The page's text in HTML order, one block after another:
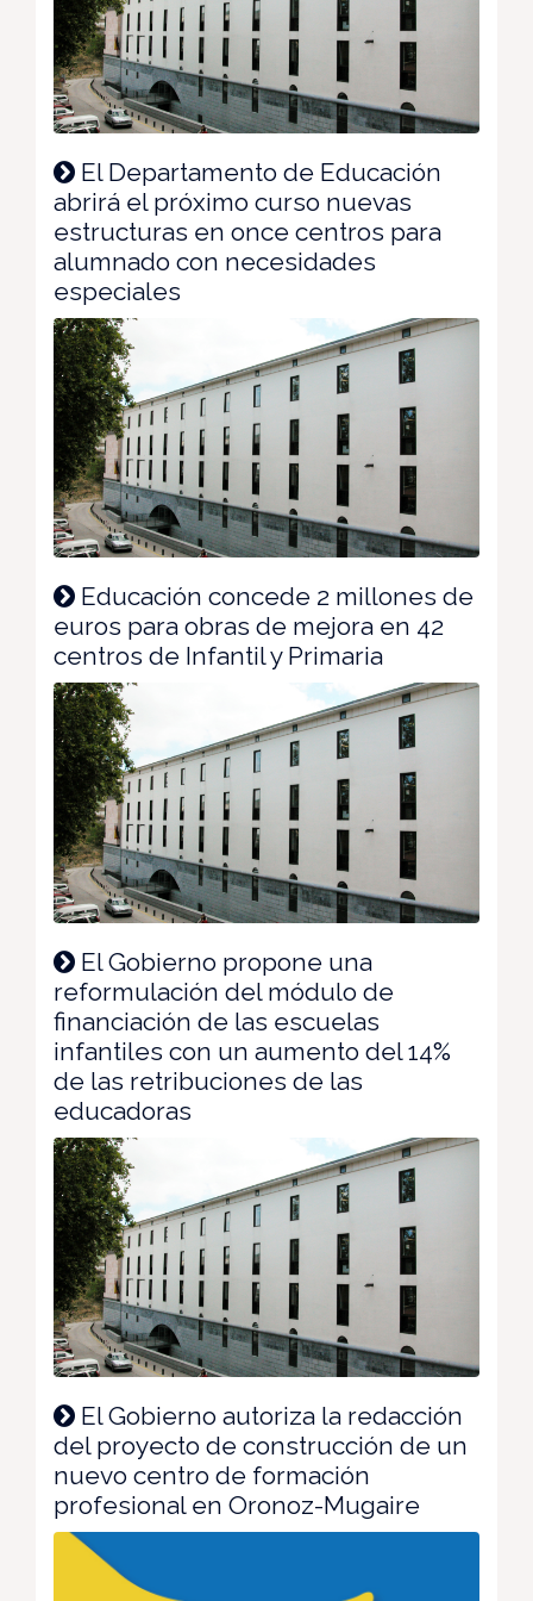
El Departamento de Educación
abrirá el próximo curso nuevas
estructuras en once centros para
alumnado con necesidades
especiales
Educación concede 2 millones de
euros para obras de mejora en 42
centros de Infantil y Primaria
El Gobierno propone una
reformulación del módulo de
financiación de las escuelas
infantiles con un aumento del 14%
de las retribuciones de las
educadoras
El Gobierno autoriza la redacción
del proyecto de construcción de un
nuevo centro de formación
profesional en Oronoz-Mugaire